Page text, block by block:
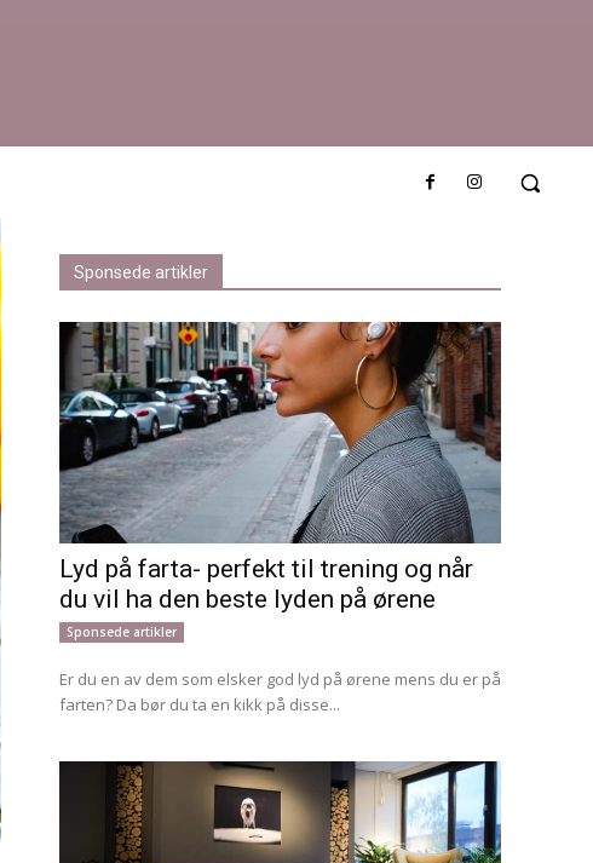
Sponsede artikler
Lyd på farta- perfekt til trening og når
du vil ha den beste lyden på ørene
Sponsede artikler
Er du en av dem som elsker god lyd på ørene mens du er på
farten? Da bør du ta en kikk på disse...